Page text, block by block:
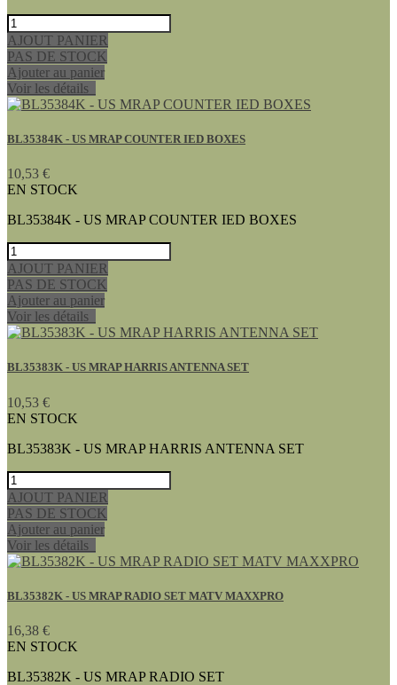
AJOUT PANIER
PAS DE STOCK
Ajouter au panier
Voir les détails
BL35384K - US MRAP COUNTER IED BOXES
10,53 €
EN STOCK
BL35384K - US MRAP COUNTER IED BOXES
AJOUT PANIER
PAS DE STOCK
Ajouter au panier
Voir les détails
BL35383K - US MRAP HARRIS ANTENNA SET
10,53 €
EN STOCK
BL35383K - US MRAP HARRIS ANTENNA SET
AJOUT PANIER
PAS DE STOCK
Ajouter au panier
Voir les détails
BL35382K - US MRAP RADIO SET MATV MAXXPRO
16,38 €
EN STOCK
BL35382K - US MRAP RADIO SET